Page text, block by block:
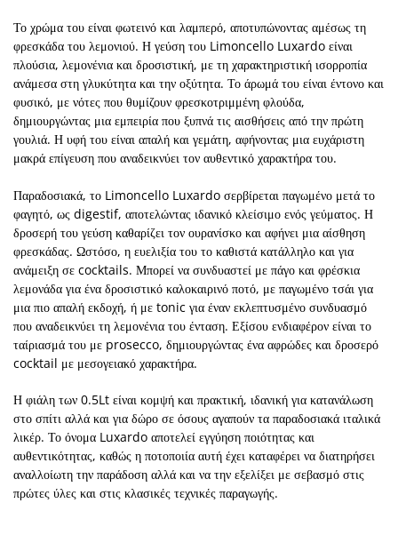
Το χρώμα του είναι φωτεινό και λαμπερό, αποτυπώνοντας αμέσως τη
φρεσκάδα του λεμονιού. Η γεύση του Limoncello Luxardo είναι
πλούσια, λεμονένια και δροσιστική, με τη χαρακτηριστική ισορροπία
ανάμεσα στη γλυκύτητα και την οξύτητα. Το άρωμά του είναι έντονο και
φυσικό, με νότες που θυμίζουν φρεσκοτριμμένη φλούδα,
δημιουργώντας μια εμπειρία που ξυπνά τις αισθήσεις από την πρώτη
γουλιά. Η υφή του είναι απαλή και γεμάτη, αφήνοντας μια ευχάριστη
μακρά επίγευση που αναδεικνύει τον αυθεντικό χαρακτήρα του.
Παραδοσιακά, το Limoncello Luxardo σερβίρεται παγωμένο μετά το
φαγητό, ως digestif, αποτελώντας ιδανικό κλείσιμο ενός γεύματος. Η
δροσερή του γεύση καθαρίζει τον ουρανίσκο και αφήνει μια αίσθηση
φρεσκάδας. Ωστόσο, η ευελιξία του το καθιστά κατάλληλο και για
ανάμειξη σε cocktails. Μπορεί να συνδυαστεί με πάγο και φρέσκια
λεμονάδα για ένα δροσιστικό καλοκαιρινό ποτό, με παγωμένο τσάι για
μια πιο απαλή εκδοχή, ή με tonic για έναν εκλεπτυσμένο συνδυασμό
που αναδεικνύει τη λεμονένια του ένταση. Εξίσου ενδιαφέρον είναι το
ταίριασμά του με prosecco, δημιουργώντας ένα αφρώδες και δροσερό
cocktail με μεσογειακό χαρακτήρα.
Η φιάλη των 0.5Lt είναι κομψή και πρακτική, ιδανική για κατανάλωση
στο σπίτι αλλά και για δώρο σε όσους αγαπούν τα παραδοσιακά ιταλικά
λικέρ. Το όνομα Luxardo αποτελεί εγγύηση ποιότητας και
αυθεντικότητας, καθώς η ποτοποιία αυτή έχει καταφέρει να διατηρήσει
αναλλοίωτη την παράδοση αλλά και να την εξελίξει με σεβασμό στις
πρώτες ύλες και στις κλασικές τεχνικές παραγωγής.